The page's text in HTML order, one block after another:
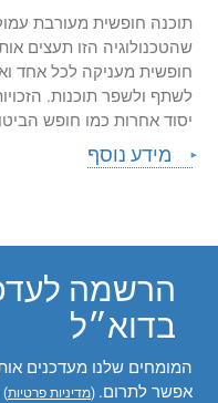
תוכנה חופשית מעורבת
שהטכנולוגיה הזו תעצים
חופשית מעניקה לכל אחד
לשתף ולשפר תוכנות.
יסוד אחרות כמו חופש
מידע נוסף
הרשמה
בדוא״ל
המומחים שלנו מעדכנים
אפשר לתרום. (מדיניות פרטיות)